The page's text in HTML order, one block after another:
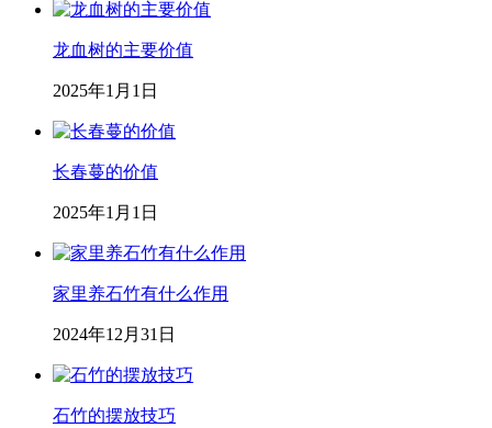
龙血树的主要价值
2025年1月1日
长春蔓的价值
2025年1月1日
家里养石竹有什么作用
2024年12月31日
石竹的摆放技巧